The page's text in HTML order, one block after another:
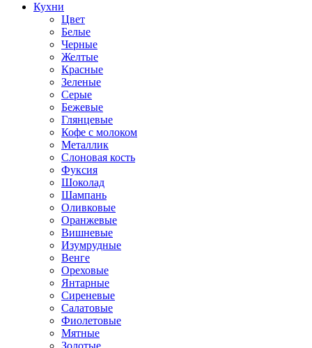
Кухни
Цвет
Белые
Черные
Желтые
Красные
Зеленые
Серые
Бежевые
Глянцевые
Кофе с молоком
Металлик
Слоновая кость
Фуксия
Шоколад
Шампань
Оливковые
Оранжевые
Вишневые
Изумрудные
Венге
Ореховые
Янтарные
Сиреневые
Салатовые
Фиолетовые
Мятные
Золотые